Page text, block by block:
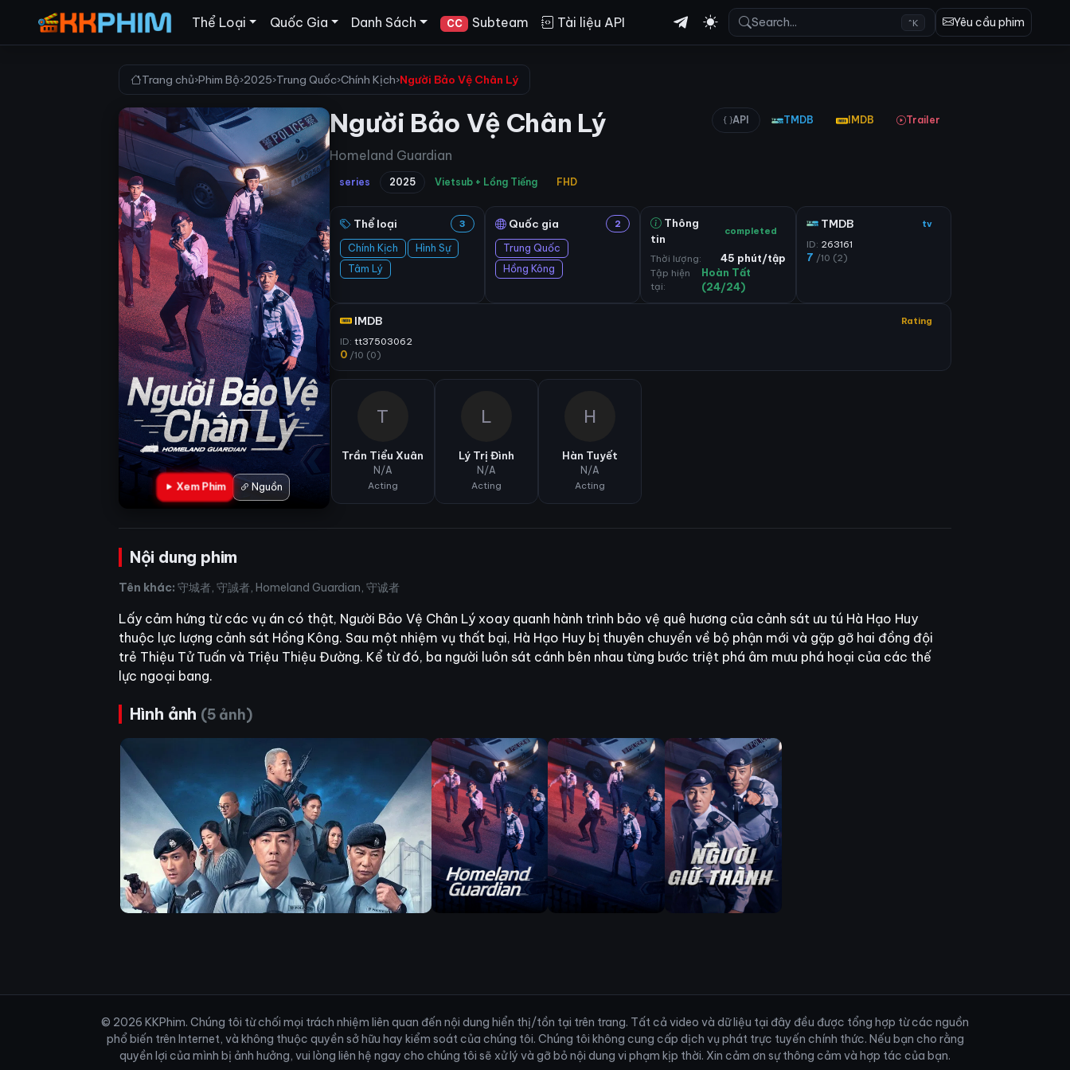
Thể Loại Quốc Gia Danh Sách CC Subteam Tài liệu API Search... ^K Yêu cầu phim
Trang chủ›Phim Bộ›2025›Trung Quốc›Chính Kịch›Người Bảo Vệ Chân Lý
Xem Phim Nguồn
Người Bảo Vệ Chân Lý
Homeland Guardian
API TMDB IMDB Trailer
series 2025 Vietsub + Lồng Tiếng FHD
Thể loại 3
Chính Kịch
Hình Sự
Tâm Lý
Quốc gia 2
Trung Quốc
Hồng Kông
Thông
tin
completed
Thời lượng:
45 phút/tập
Tập hiện
tại:
Hoàn Tất
(24/24)
TMDB tv
ID: 263161
7 /10 (2)
IMDB Rating
ID: tt37503062
0 /10 (0)
T
Trần Tiểu Xuân
N/A
Acting
L
Lý Trị Đình
N/A
Acting
H
Hàn Tuyết
N/A
Acting
Nội dung phim
Tên khác: 守城者, 守誠者, Homeland Guardian, 守诚者
Lấy cảm hứng từ các vụ án có thật, Người Bảo Vệ Chân Lý xoay quanh hành trình bảo vệ quê hương của cảnh sát ưu tú Hà Hạo Huy
thuộc lực lượng cảnh sát Hồng Kông. Sau một nhiệm vụ thất bại, Hà Hạo Huy bị thuyên chuyển về bộ phận mới và gặp gỡ hai đồng đội
trẻ Thiệu Tử Tuấn và Triệu Thiệu Đường. Kể từ đó, ba người luôn sát cánh bên nhau từng bước triệt phá âm mưu phá hoại của các thế
lực ngoại bang.
Hình ảnh (5 ảnh)
© 2026 KKPhim. Chúng tôi từ chối mọi trách nhiệm liên quan đến nội dung hiển thị/tồn tại trên trang. Tất cả video và dữ liệu tại đây đều được tổng hợp từ các nguồn
phổ biến trên Internet, và không thuộc quyền sở hữu hay kiểm soát của chúng tôi. Chúng tôi không cung cấp dịch vụ phát trực tuyến chính thức. Nếu bạn cho rằng
quyền lợi của mình bị ảnh hưởng, vui lòng liên hệ ngay cho chúng tôi sẽ xử lý và gỡ bỏ nội dung vi phạm kịp thời. Xin cảm ơn sự thông cảm và hợp tác của bạn.